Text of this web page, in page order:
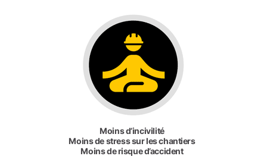
Moins d’incivilité
Moins de stress sur les chantiers
Moins de risque d’accident